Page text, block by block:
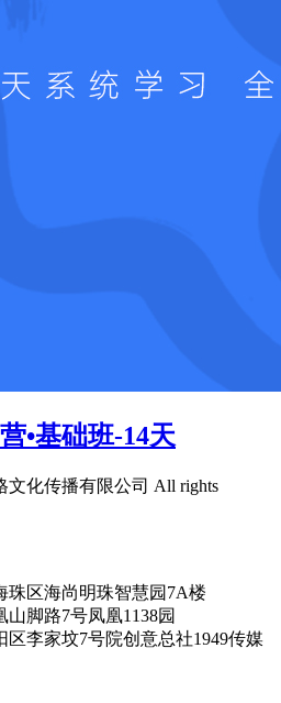
•基础班-14天
文化传播有限公司 All rights
珠区海尚明珠智慧园7A楼
脚路7号凤凰1138园
李家坟7号院创意总社1949传媒